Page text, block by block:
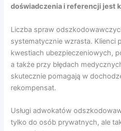
doświadczenia i referencji jest
Liczba spraw
systematycznie wzrasta. Klienci
kwestiach ubezpieczeniowych,
a także przy błędach
skutecznie pomagają w
rekompensat.
Usługi adwokatów
tylko do osób prywatnych, ale